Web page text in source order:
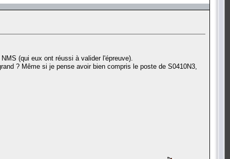
(qui eux ont réussi à valider l'épreuve).
? Même si je pense avoir bien compris le poste de S0410N3,